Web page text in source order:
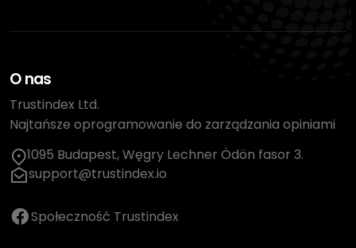
O nas
Trustindex Ltd.
Najtańsze oprogramowanie do zarządzania opiniami
1095 Budapest, Węgry Lechner Ödön fasor 3.
support@trustindex.io
Społeczność Trustindex